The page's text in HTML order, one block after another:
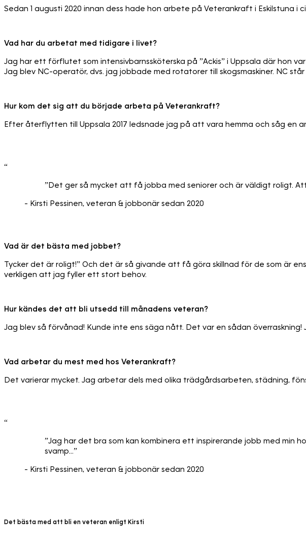
Sedan 1 augusti 2020 innan dess hade hon arbete på Veterankraft i Eskilstuna i
Vad har du arbetat med tidigare i livet?
Jag har ett förflutet som intensivbarnssköterska på ”Ackis” i Uppsala där hon
Jag blev NC-operatör, dvs. jag jobbade med rotatorer till skogsmaskiner. NC
Hur kom det sig att du började arbeta på Veterankraft?
Efter återflytten till Uppsala 2017 ledsnade jag på att vara hemma och såg en
“
”Det ger så mycket att få jobba med seniorer och är väldigt roligt.
- Kirsti Pessinen, veteran & jobbonär sedan 2020
Vad är det bästa med jobbet?
Tycker det är roligt!” Och det är så givande att få göra skillnad för de som är
verkligen att jag fyller ett stort behov.
Hur kändes det att bli utsedd till månadens veteran?
Jag blev så förvånad! Kunde inte ens säga nått. Det var en sådan överraskning!
Vad arbetar du mest med hos Veterankraft?
Det varierar mycket. Jag arbetar dels med olika trädgårdsarbeten, städning,
“
”Jag har det bra som kan kombinera ett inspirerande jobb med min
svamp...”
- Kirsti Pessinen, veteran & jobbonär sedan 2020
Det bästa med att bli en veteran enligt Kirsti